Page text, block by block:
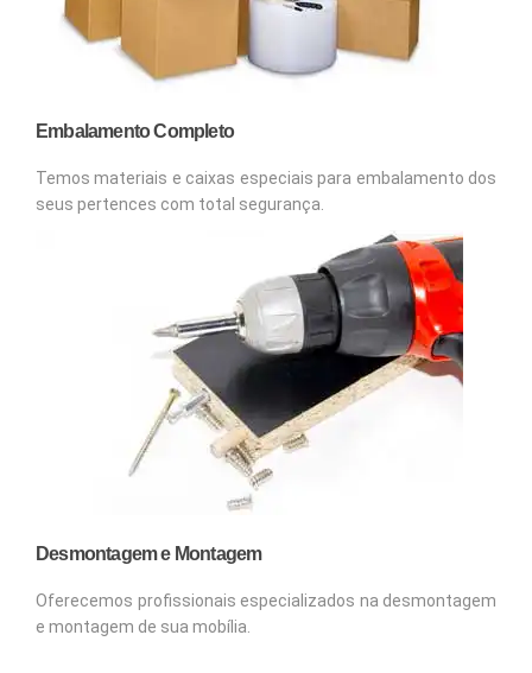
Embalamento Completo
Temos materiais e caixas especiais para embalamento dos
seus pertences com total segurança.
Desmontagem e Montagem
Oferecemos profissionais especializados na desmontagem
e montagem de sua mobília.